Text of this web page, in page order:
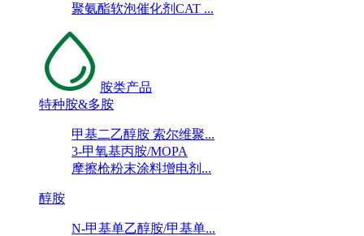
聚氨酯软泡催化剂CAT ...
胺类产品
特种胺&多胺
甲基二乙醇胺 索尔维聚...
3-甲氧基丙胺/MOPA
摩擦枪粉末涂料增电剂...
醇胺
N-甲基单乙醇胺/甲基单...